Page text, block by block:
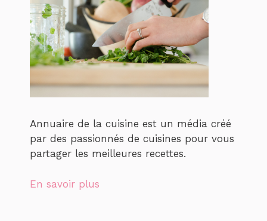
Annuaire de la cuisine est un média créé
par des passionnés de cuisines pour vous
partager les meilleures recettes.
En savoir plus